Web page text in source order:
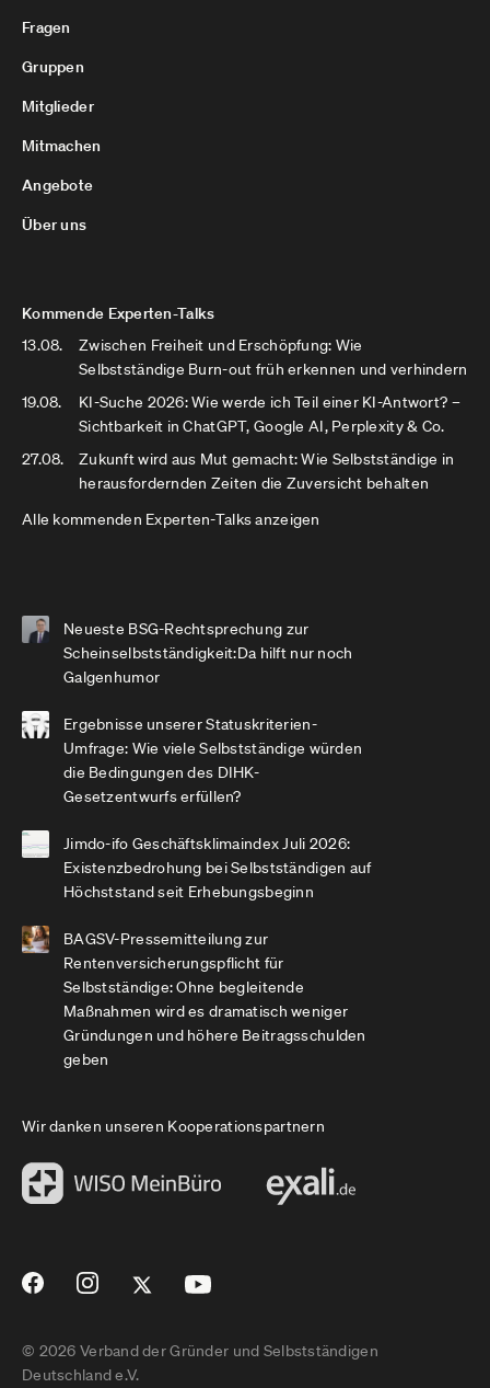
Fragen
Gruppen
Mitglieder
Mitmachen
Angebote
Über uns
Kommende Experten-Talks
13.08.
Zwischen Freiheit und Erschöpfung: Wie
Selbstständige Burn-out früh erkennen und verhindern
19.08.
KI-Suche 2026: Wie werde ich Teil einer KI-Antwort? –
Sichtbarkeit in ChatGPT, Google AI, Perplexity & Co.
27.08.
Zukunft wird aus Mut gemacht: Wie Selbstständige in
herausfordernden Zeiten die Zuversicht behalten
Alle kommenden Experten-Talks anzeigen
Neueste BSG-Rechtsprechung zur
Scheinselbstständigkeit:Da hilft nur noch
Galgenhumor
Ergebnisse unserer Statuskriterien-
Umfrage: Wie viele Selbstständige würden
die Bedingungen des DIHK-
Gesetzentwurfs erfüllen?
Jimdo-ifo Geschäftsklimaindex Juli 2026:
Existenzbedrohung bei Selbstständigen auf
Höchststand seit Erhebungsbeginn
BAGSV-Pressemitteilung zur
Rentenversicherungspflicht für
Selbstständige: Ohne begleitende
Maßnahmen wird es dramatisch weniger
Gründungen und höhere Beitragsschulden
geben
Wir danken unseren Kooperationspartnern
© 2026 Verband der Gründer und Selbstständigen
Deutschland e.V.